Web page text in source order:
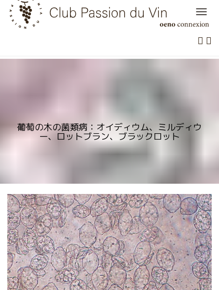
Skip
content
葡萄の木の菌類病：オイディウム、ミルディウ
ー、ロットブラン、ブラックロット